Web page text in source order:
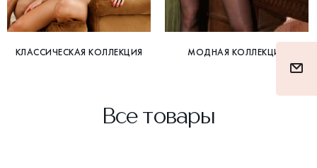
КЛАССИЧЕСКАЯ КОЛЛЕКЦИЯ МОДНАЯ КОЛЛЕКЦИЯ
Все товары